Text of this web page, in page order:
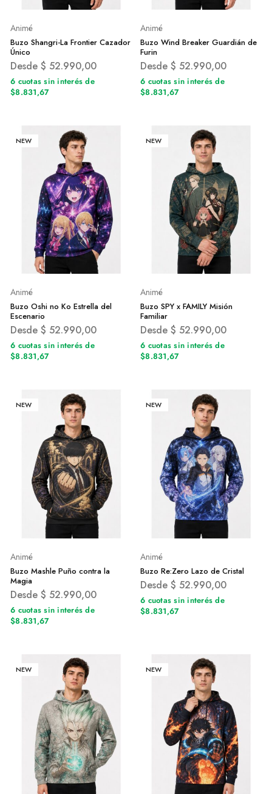
Animé
Buzo Shangri-La Frontier Cazador
Único
Desde $ 52.990,00
6 cuotas sin interés de
$8.831,67
Animé
Buzo Wind Breaker Guardián de
Furin
Desde $ 52.990,00
6 cuotas sin interés de
$8.831,67
NEW
Animé
Buzo Oshi no Ko Estrella del
Escenario
Desde $ 52.990,00
6 cuotas sin interés de
$8.831,67
NEW
Animé
Buzo SPY x FAMILY Misión
Familiar
Desde $ 52.990,00
6 cuotas sin interés de
$8.831,67
NEW
Animé
Buzo Mashle Puño contra la
Magia
Desde $ 52.990,00
6 cuotas sin interés de
$8.831,67
NEW
Animé
Buzo Re:Zero Lazo de Cristal
Desde $ 52.990,00
6 cuotas sin interés de
$8.831,67
NEW NEW